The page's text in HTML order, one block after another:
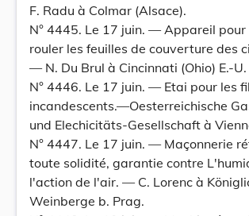
F. Radu à Colmar (Alsace).
N° 4445. Le 17 juin. — Appareil pour
rouler les feuilles de couverture des
— N. Du Brul à Cincinnati (Ohio) E.-U.
N° 4446. Le 17 juin. — Etai pour les
incandescents.—Oesterreichische
und Elechicitäts-Gesellschaft à
N° 4447. Le 17 juin. — Maçonnerie
toute solidité, garantie contre
l'action de l'air. — C. Lorenc à
Weinberge b. Prag.